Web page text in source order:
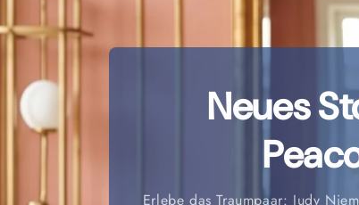
Neues
Erlebe das Traumpaar: Judy